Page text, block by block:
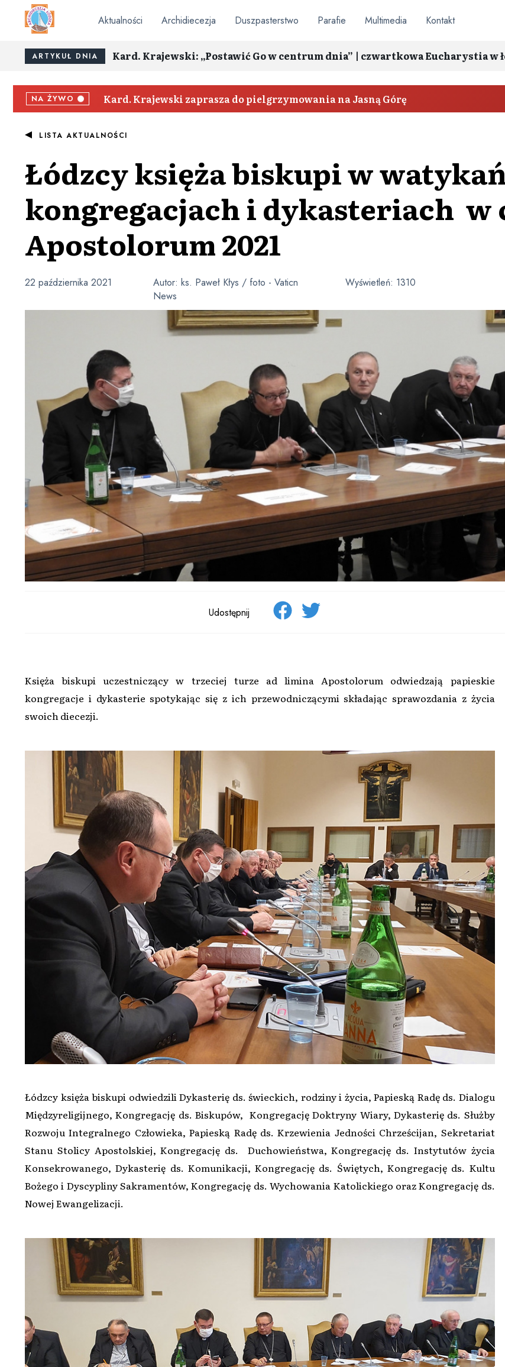
Aktualności Archidiecezja Duszpasterstwo Parafie Multimedia Kontakt
ARTYKUŁ DNIA Kard. Krajewski: „Postawić Go w centrum dnia” | czwartkowa Eucharystia w
NA ŻYWO Kard. Krajewski zaprasza do pielgrzymowania na Jasną Górę
LISTA AKTUALNOŚCI
Łódzcy księża biskupi w
kongregacjach i dykasteriach w
Apostolorum 2021
Autor: ks. Paweł Kłys / foto - Vaticn
News
22 października 2021 Wyświetleń: 1310
Udostępnij
Księża biskupi uczestniczący w trzeciej turze ad limina Apostolorum odwiedzają papieskie
kongregacje i dykasterie spotykając się z ich przewodniczącymi składając sprawozdania z życia
swoich diecezji.
Łódzcy księża biskupi odwiedzili Dykasterię ds. świeckich, rodziny i życia, Papieską Radę ds. Dialogu
Międzyreligijnego, Kongregację ds. Biskupów, Kongregację Doktryny Wiary, Dykasterię ds. Służby
Rozwoju Integralnego Człowieka, Papieską Radę ds. Krzewienia Jedności Chrześcijan, Sekretariat
Stanu Stolicy Apostolskiej, Kongregację ds. Duchowieństwa, Kongregację ds. Instytutów życia
Konsekrowanego, Dykasterię ds. Komunikacji, Kongregację ds. Świętych, Kongregację ds. Kultu
Bożego i Dyscypliny Sakramentów, Kongregację ds. Wychowania Katolickiego oraz Kongregację ds.
Nowej Ewangelizacji.